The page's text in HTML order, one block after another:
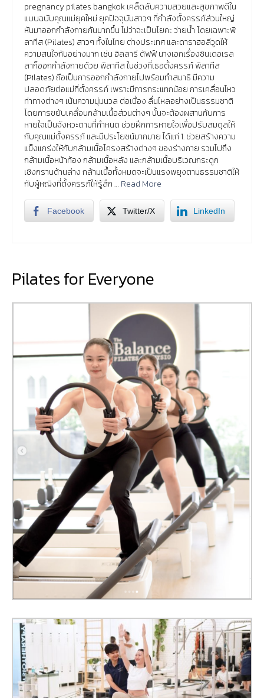
pregnancy pilates bangkok เคล็ดลับความสวยและสุขภาพดีใน
แบบฉบับคุณแม่ยุคใหม่ ยุคปัจจุบันสาวๆ ที่กำลังตั้งครรภ์ส่วนใหญ่
หันมาออกกำลังกายกันมากขึ้น ไม่ว่าจะเป็นโยคะ ว่ายน้ำ โดยเฉพาะพิ
ลาทีส (Pilates) สาวๆ ทั้งในไทย ต่างประเทศ และดาราฮอลีวูดให้
ความสนใจกันอย่างมาก เช่น ฮิลลารี ดัฟฟ์ นางเอกเรื่องซินเดอเรล
ลาก็ออกกำลังกายด้วย พิลาทีส ในช่วงที่เธอตั้งครรภ์ พิลาทีส
(Pilates) ถือเป็นการออกกำลังกายไปพร้อมทำสมาธิ มีความ
ปลอดภัยต่อแม่ที่ตั้งครรภ์ เพราะมีการกระแทกน้อย การเคลื่อนไหว
ท่าทางต่างๆ เน้นความนุ่มนวล ต่อเนื่อง ลื่นไหลอย่างเป็นธรรมชาติ
โดยการขยับเคลื่อนกล้ามเนื้อส่วนต่างๆ นั้นจะต้องผสานกับการ
หายใจเป็นจังหวะตามที่กำหนด ช่วยฝึกการหายใจเพื่อปรับสมดุลให้
กับคุณแม่ตั้งครรภ์ และมีประโยชน์มากมาย ได้แก่ 1. ช่วยสร้างความ
แข็งแกร่งให้กับกล้ามเนื้อโครงสร้างต่างๆ ของร่างกาย รวมไปถึง
กล้ามเนื้อหน้าท้อง กล้ามเนื้อหลัง และกล้ามเนื้อบริเวณกระดูก
เชิงกรานด้านล่าง กล้ามเนื้อทั้งหมดจะเป็นแรงพยุงตามธรรมชาติให้
กับผู้หญิงที่ตั้งครรภ์ให้รู้สึก … Read More
Facebook Twitter/X LinkedIn
Pilates for Everyone